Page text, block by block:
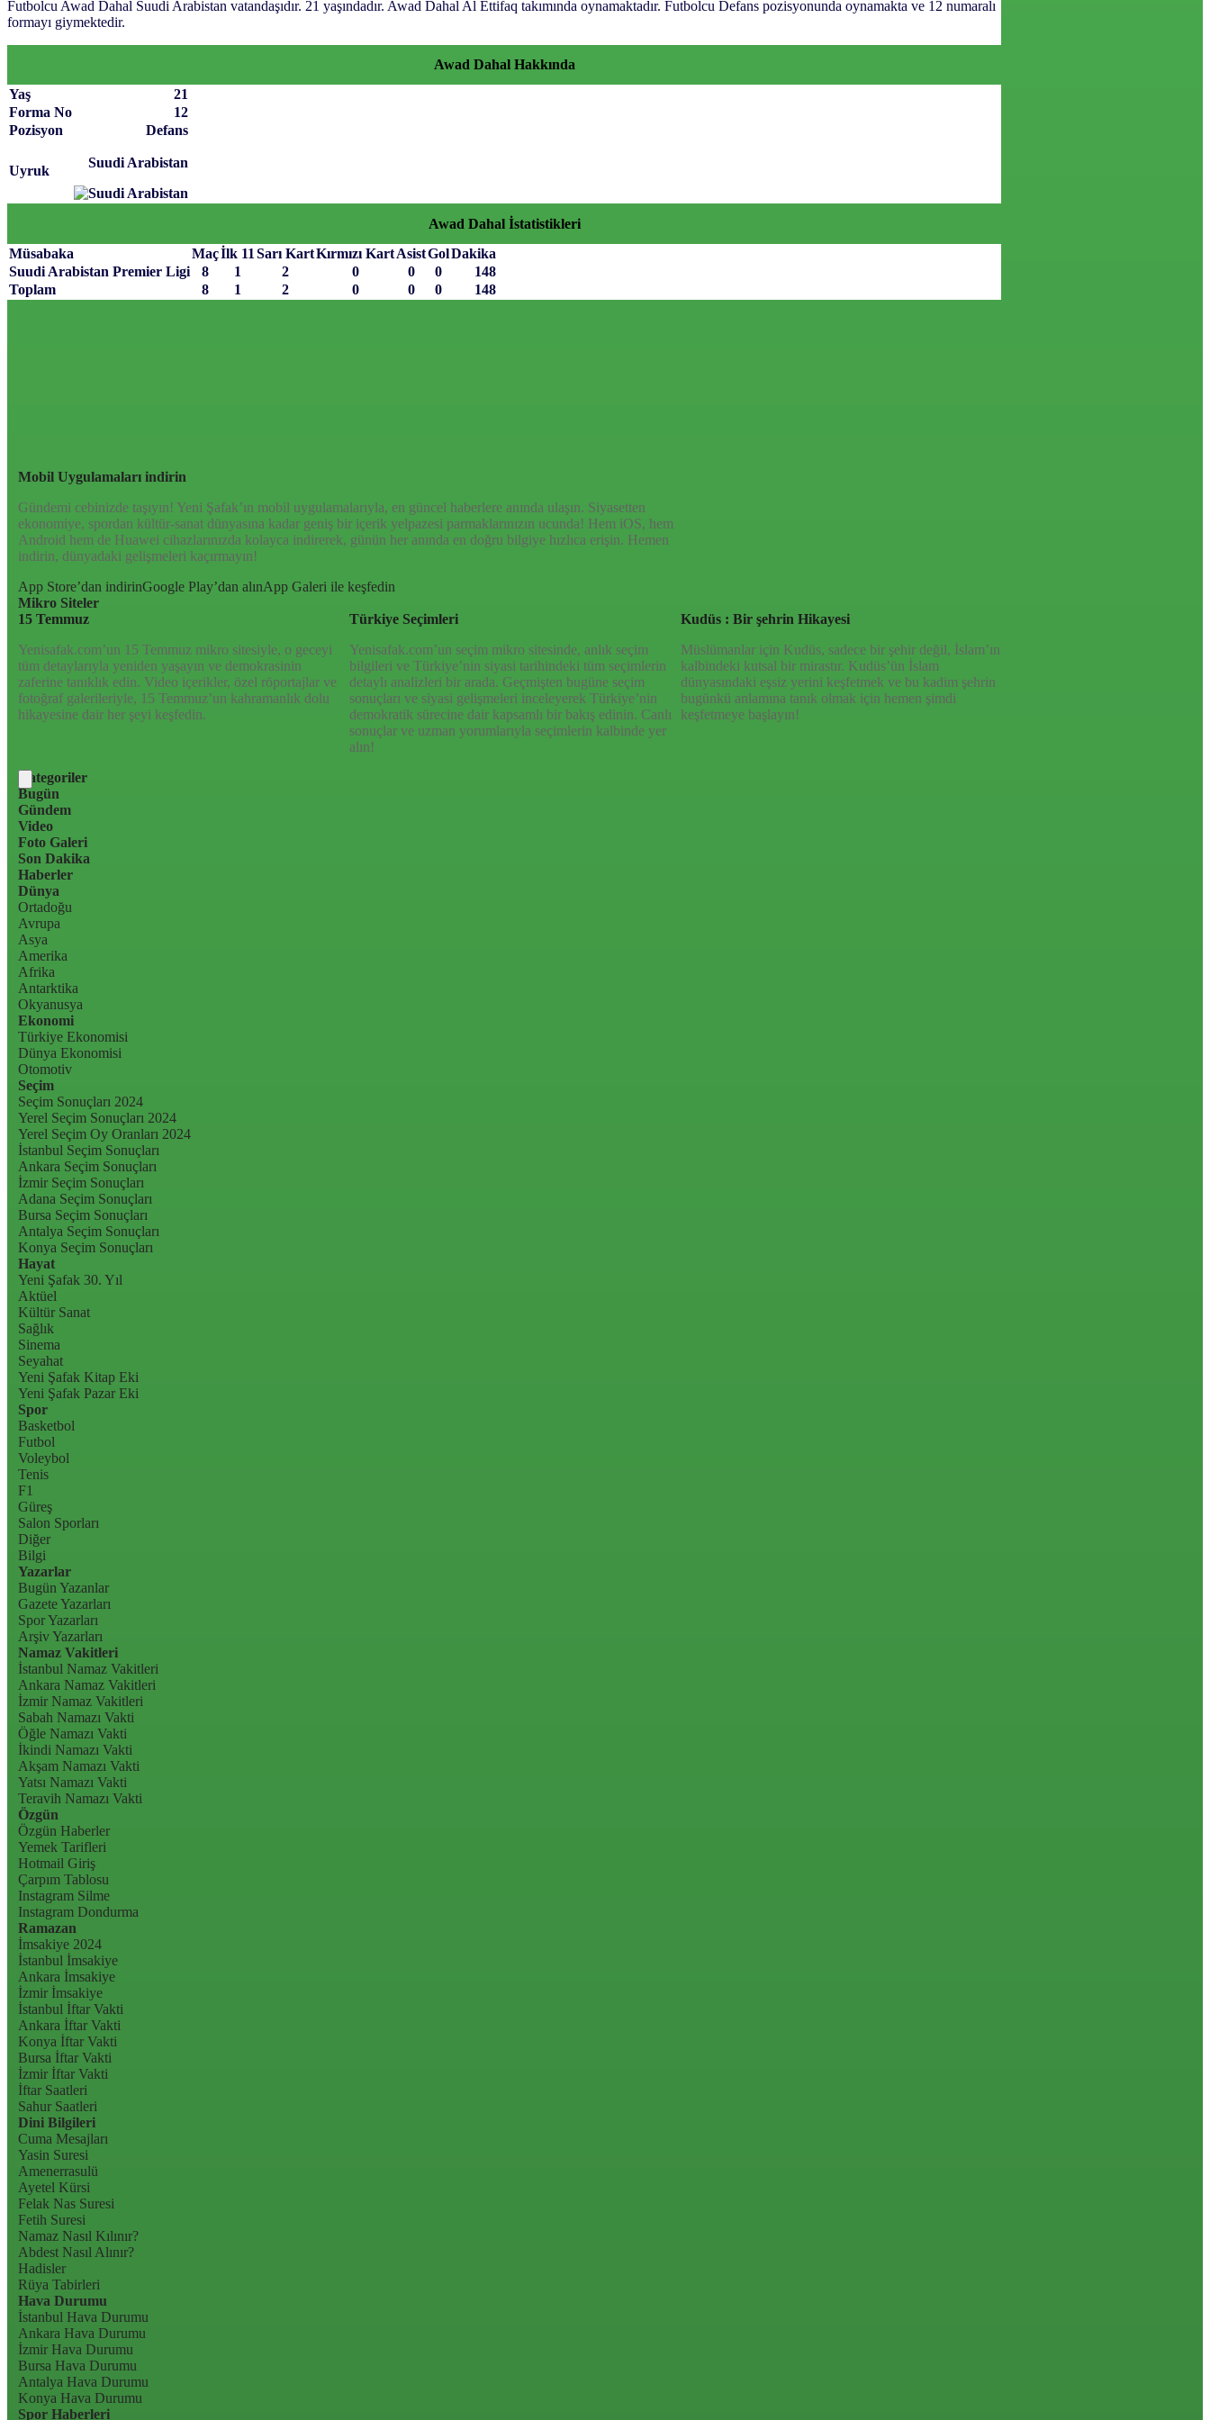
Futbolcu Awad Dahal Suudi Arabistan vatandaşıdır. 21 yaşındadır. Awad Dahal Al Ettifaq takımında oynamaktadır. Futbolcu Defans pozisyonunda oynamakta ve 12 numaralı
formayı giymektedir.
Awad Dahal Hakkında
Yaş
21
Forma No
12
Pozisyon
Defans
Uyruk
Suudi Arabistan
Awad Dahal İstatistikleri
Müsabaka
Maçİlk 11 Sarı KartKırmızı KartAsistGolDakika
Suudi Arabistan Premier Ligi
8 1 2 0 0 0
148
Toplam
8 1 2 0 0 0
148
Mobil Uygulamaları indirin
Gündemi cebinizde taşıyın! Yeni Şafak’ın mobil uygulamalarıyla, en güncel haberlere anında ulaşın. Siyasetten
ekonomiye, spordan kültür-sanat dünyasına kadar geniş bir içerik yelpazesi parmaklarınızın ucunda! Hem iOS, hem
Android hem de Huawei cihazlarınızda kolayca indirerek, günün her anında en doğru bilgiye hızlıca erişin. Hemen
indirin, dünyadaki gelişmeleri kaçırmayın!
App Store’dan indirinGoogle Play’dan alınApp Galeri ile keşfedin
Mikro Siteler
15 Temmuz
Yenisafak.com’un 15 Temmuz mikro sitesiyle, o geceyi
tüm detaylarıyla yeniden yaşayın ve demokrasinin
zaferine tanıklık edin. Video içerikler, özel röportajlar ve
fotoğraf galerileriyle, 15 Temmuz’un kahramanlık dolu
hikayesine dair her şeyi keşfedin.
Türkiye Seçimleri
Yenisafak.com’un seçim mikro sitesinde, anlık seçim
bilgileri ve Türkiye’nin siyasi tarihindeki tüm seçimlerin
detaylı analizleri bir arada. Geçmişten bugüne seçim
sonuçları ve siyasi gelişmeleri inceleyerek Türkiye’nin
demokratik sürecine dair kapsamlı bir bakış edinin. Canlı
sonuçlar ve uzman yorumlarıyla seçimlerin kalbinde yer
alın!
Kudüs : Bir şehrin Hikayesi
Müslümanlar için Kudüs, sadece bir şehir değil, İslam’ın
kalbindeki kutsal bir mirastır. Kudüs’ün İslam
dünyasındaki eşsiz yerini keşfetmek ve bu kadim şehrin
bugünkü anlamına tanık olmak için hemen şimdi
keşfetmeye başlayın!
Kategoriler
Bugün
Gündem
Video
Foto Galeri
Son Dakika
Haberler
Dünya
Ortadoğu
Avrupa
Asya
Amerika
Afrika
Antarktika
Okyanusya
Ekonomi
Türkiye Ekonomisi
Dünya Ekonomisi
Otomotiv
Seçim
Seçim Sonuçları 2024
Yerel Seçim Sonuçları 2024
Yerel Seçim Oy Oranları 2024
İstanbul Seçim Sonuçları
Ankara Seçim Sonuçları
İzmir Seçim Sonuçları
Adana Seçim Sonuçları
Bursa Seçim Sonuçları
Antalya Seçim Sonuçları
Konya Seçim Sonuçları
Hayat
Yeni Şafak 30. Yıl
Aktüel
Kültür Sanat
Sağlık
Sinema
Seyahat
Yeni Şafak Kitap Eki
Yeni Şafak Pazar Eki
Spor
Basketbol
Futbol
Voleybol
Tenis
F1
Güreş
Salon Sporları
Diğer
Bilgi
Yazarlar
Bugün Yazanlar
Gazete Yazarları
Spor Yazarları
Arşiv Yazarları
Namaz Vakitleri
İstanbul Namaz Vakitleri
Ankara Namaz Vakitleri
İzmir Namaz Vakitleri
Sabah Namazı Vakti
Öğle Namazı Vakti
İkindi Namazı Vakti
Akşam Namazı Vakti
Yatsı Namazı Vakti
Teravih Namazı Vakti
Özgün
Özgün Haberler
Yemek Tarifleri
Hotmail Giriş
Çarpım Tablosu
Instagram Silme
Instagram Dondurma
Ramazan
İmsakiye 2024
İstanbul İmsakiye
Ankara İmsakiye
İzmir İmsakiye
İstanbul İftar Vakti
Ankara İftar Vakti
Konya İftar Vakti
Bursa İftar Vakti
İzmir İftar Vakti
İftar Saatleri
Sahur Saatleri
Dini Bilgileri
Cuma Mesajları
Yasin Suresi
Amenerrasulü
Ayetel Kürsi
Felak Nas Suresi
Fetih Suresi
Namaz Nasıl Kılınır?
Abdest Nasıl Alınır?
Hadisler
Rüya Tabirleri
Hava Durumu
İstanbul Hava Durumu
Ankara Hava Durumu
İzmir Hava Durumu
Bursa Hava Durumu
Antalya Hava Durumu
Konya Hava Durumu
Spor Haberleri